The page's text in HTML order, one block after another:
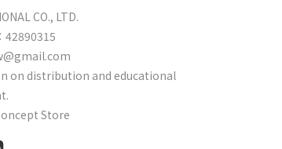
CO., LTD.
42890315
on distribution and educational
Store